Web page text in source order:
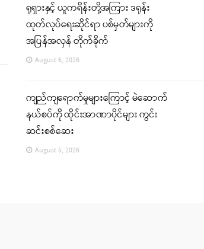
ရုရှားနှင့် ယူကရိန်းတို့အကြား ဒရုန်း
ထုတ်လုပ်ရေးဆိုင်ရာ ပစ်မှတ်များကို
အပြန်အလှန် တိုက်ခိုက်
August 6, 2026
ကျည်ကျရောက်မှုများကြောင့် မဲဆောက်
နယ်စပ်ကို ထိုင်းအာဏာပိုင်များ ကွင်း
ဆင်းစစ်ဆေး
August 5, 2026